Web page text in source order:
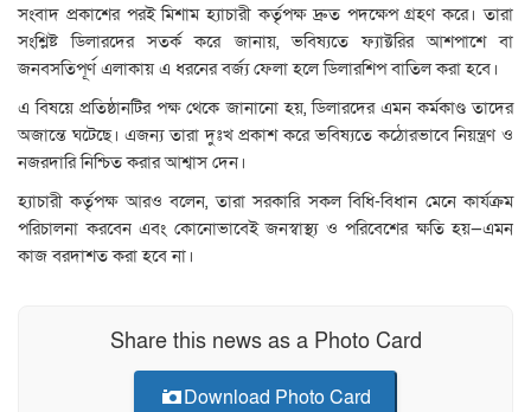
সংবাদ প্রকাশের পরই মিশাম হ্যাচারী কর্তৃপক্ষ দ্রুত পদক্ষেপ গ্রহণ করে। তারা
সংশ্লিষ্ট ডিলারদের সতর্ক করে জানায়, ভবিষ্যতে ফ্যাক্টরির আশপাশে বা
জনবসতিপূর্ণ এলাকায় এ ধরনের বর্জ্য ফেলা হলে ডিলারশিপ বাতিল করা হবে।
এ বিষয়ে প্রতিষ্ঠানটির পক্ষ থেকে জানানো হয়, ডিলারদের এমন কর্মকাণ্ড তাদের
অজান্তে ঘটেছে। এজন্য তারা দুঃখ প্রকাশ করে ভবিষ্যতে কঠোরভাবে নিয়ন্ত্রণ ও
নজরদারি নিশ্চিত করার আশ্বাস দেন।
হ্যাচারী কর্তৃপক্ষ আরও বলেন, তারা সরকারি সকল বিধি-বিধান মেনে কার্যক্রম
পরিচালনা করবেন এবং কোনোভাবেই জনস্বাস্থ্য ও পরিবেশের ক্ষতি হয়—এমন
কাজ বরদাশত করা হবে না।
Share this news as a Photo Card
Download Photo Card